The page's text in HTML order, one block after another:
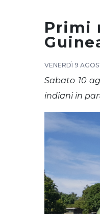
Primi
VENERDÌ 9
Sabato 10
indiani in